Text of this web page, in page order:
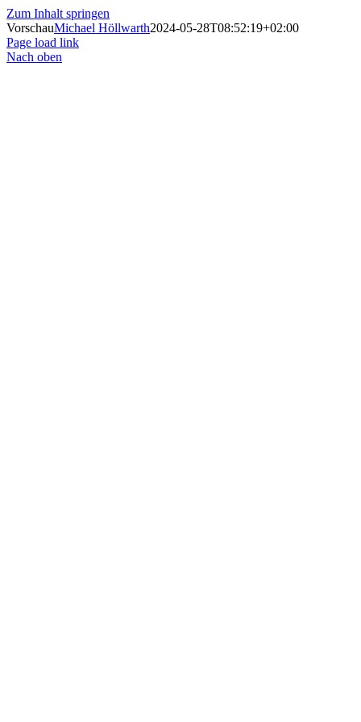
Zum Inhalt springen
VorschauMichael Höllwarth2024-05-28T08:52:19+02:00
Page load link
Nach oben